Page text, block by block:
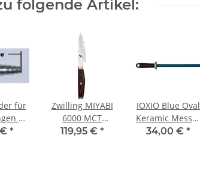
folgende Artikel:
für
40
*
Zwilling MIYABI
6000 MCT
Shotoh 9 cm
119,95 € *
IOXIO Blue Oval
Keramic Messer
Schärfer 260
34,00 € *